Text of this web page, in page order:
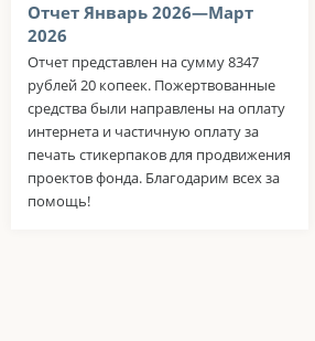
Отчет Январь 2026—Март
2026
Отчет представлен на сумму 8347
рублей 20 копеек. Пожертвованные
средства были направлены на оплату
интернета и частичную оплату за
печать стикерпаков для продвижения
проектов фонда. Благодарим всех за
помощь!